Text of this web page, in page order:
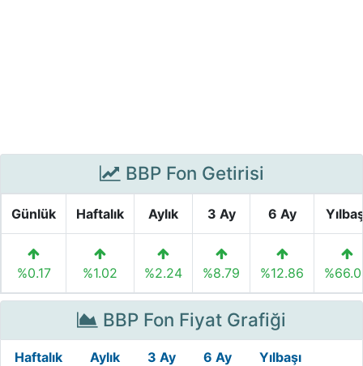
BBP Fon Getirisi
Günlük Haftalık Aylık 3 Ay 6 Ay
%0.17 %1.02 %2.24 %8.79 %12.86
BBP Fon Fiyat Grafiği
Haftalık Aylık 3 Ay 6 Ay Yılbaşı